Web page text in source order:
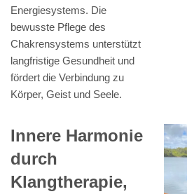
Energiesystems. Die
bewusste Pflege des
Chakrensystems unterstützt
langfristige Gesundheit und
fördert die Verbindung zu
Körper, Geist und Seele.
Innere Harmonie
durch
Klangtherapie,